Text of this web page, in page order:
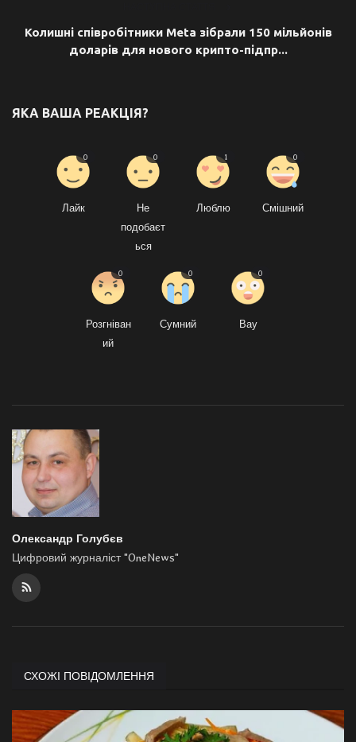
Колишні співробітники Meta зібрали 150 мільйонів
доларів для нового крипто-підпр...
ЯКА ВАША РЕАКЦІЯ?
Лайк
0
Не
подобаєт
ься
0
Люблю
1
Смішний
0
Розгніван
ий
0
Сумний
0
Вау
0
Олександр Голубєв
Цифровий журналіст "OneNews"
СХОЖІ ПОВІДОМЛЕННЯ